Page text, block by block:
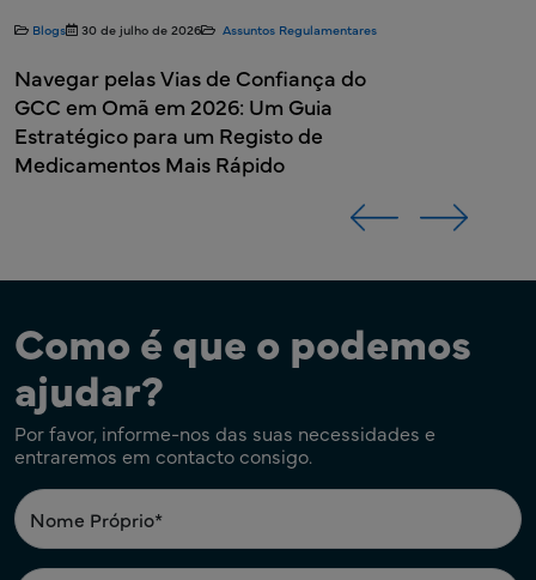
Blogs 30 de julho de 2026 Assuntos Regulamentares
Navegar pelas Vias de Confiança do
GCC em Omã em 2026: Um Guia
Estratégico para um Registo de
Medicamentos Mais Rápido
Como é que o podemos
ajudar?
Por favor, informe-nos das suas necessidades e
entraremos em contacto consigo.